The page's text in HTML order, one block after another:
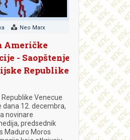
Neo Marx
Američke
- Saopštenje
Republike
Venecue
dana 12. decembra,
novinare
predsednik
Maduro Moros